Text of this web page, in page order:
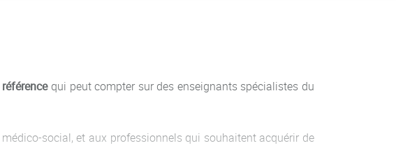
qui peut compter sur des enseignants spécialistes du
social, et aux professionnels qui souhaitent acquérir de